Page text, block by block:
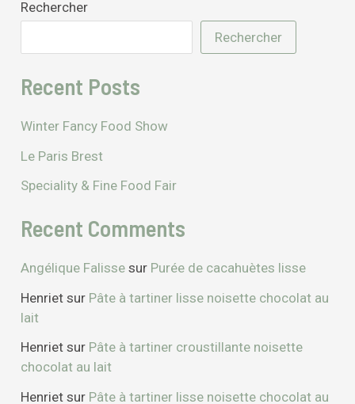
Rechercher
Rechercher
Recent Posts
Winter Fancy Food Show
Le Paris Brest
Speciality & Fine Food Fair
Recent Comments
Angélique Falisse sur Purée de cacahuètes lisse
Henriet sur Pâte à tartiner lisse noisette chocolat au
lait
Henriet sur Pâte à tartiner croustillante noisette
chocolat au lait
Henriet sur Pâte à tartiner lisse noisette chocolat au